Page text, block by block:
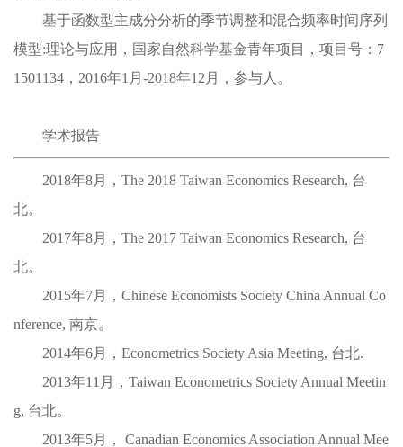
基于函数型主成分分析的季节调整和混合频率时间序列
模型:理论与应用，国家自然科学基金青年项目，项目号：7
1501134，2016年1月-2018年12月，参与人。
学术报告
2018年8月， The 2018 Taiwan Economics Research, 台
北。
2017年8月， The 2017 Taiwan Economics Research, 台
北。
2015年7月， Chinese Economists Society China Annual Co
nference, 南京。
2014年6月， Econometrics Society Asia Meeting, 台北.
2013年11月， Taiwan Econometrics Society Annual Meetin
g, 台北。
2013年5月， Canadian Economics Association Annual Mee